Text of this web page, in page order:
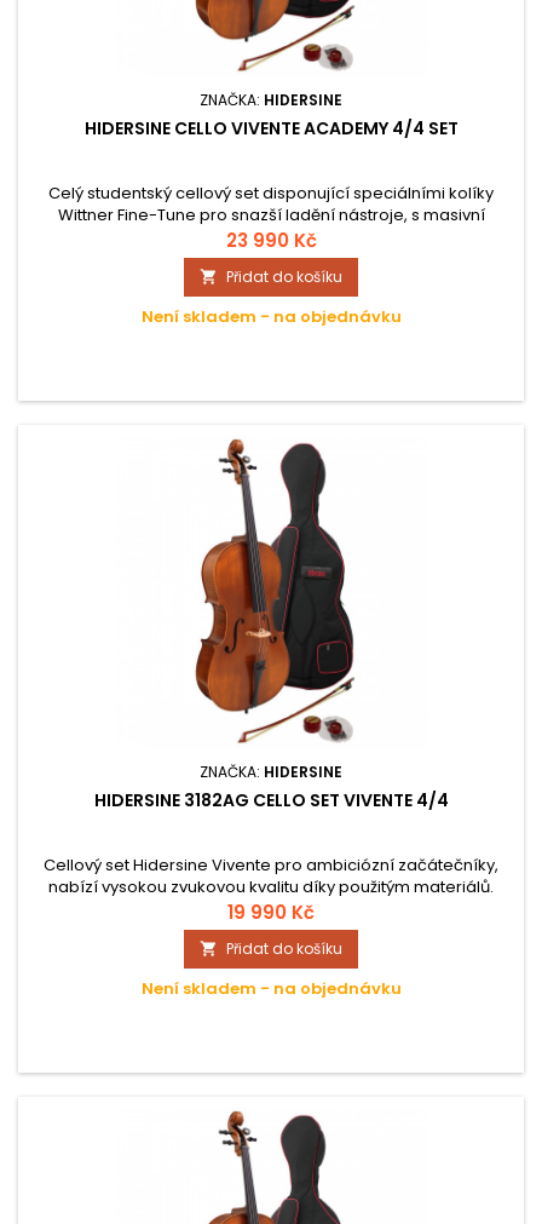
ZNAČKA: HIDERSINE
HIDERSINE CELLO VIVENTE ACADEMY 4/4 SET
Celý studentský cellový set disponující speciálními kolíky
Wittner Fine-Tune pro snazší ladění nástroje, s masivní
smrkovou horní deskou a luby a zadní deskou z javorového
masivu. Součástí setu je také kvalitní smyčec z
brazilwood, gigbag s kapsou na smyčec a příslušenství a
kalafuna Hidersine Rosin.
23 990 Kč
 Přidat do košíku
Není skladem - na objednávku
ZNAČKA: HIDERSINE
HIDERSINE 3182AG CELLO SET VIVENTE 4/4
Cellový set Hidersine Vivente pro ambiciózní začátečníky,
nabízí vysokou zvukovou kvalitu díky použitým materiálů.
Tento model má velikost 4/4. Včetně polstrovaného obalu a
smyčce
19 990 Kč
 Přidat do košíku
Není skladem - na objednávku